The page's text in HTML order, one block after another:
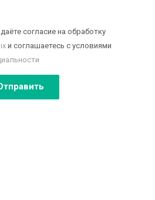
согласие на обработку
и соглашаетесь с условиями